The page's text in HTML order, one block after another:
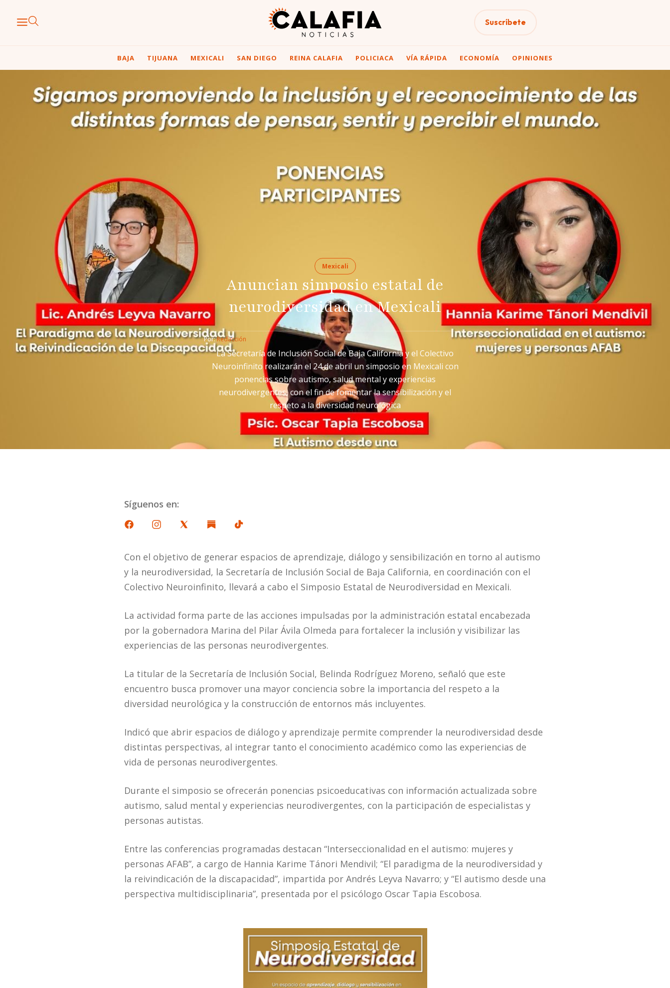
Suscríbete
BAJA TIJUANA MEXICALI SAN DIEGO REINA CALAFIA POLICIACA VÍA RÁPIDA ECONOMÍA OPINIONES
Mexicali
Anuncian simposio estatal de
neurodiversidad en Mexicali
Por: Redacción
La Secretaría de Inclusión Social de Baja California y el Colectivo
Neuroinfinito realizarán el 24 de abril un simposio en Mexicali con
ponencias sobre autismo, salud mental y experiencias
neurodivergentes, con el fin de fomentar la sensibilización y el
respeto a la diversidad neurológica
Síguenos en:
Con el objetivo de generar espacios de aprendizaje, diálogo y sensibilización en torno al autismo
y la neurodiversidad, la Secretaría de Inclusión Social de Baja California, en coordinación con el
Colectivo Neuroinfinito, llevará a cabo el Simposio Estatal de Neurodiversidad en Mexicali.
La actividad forma parte de las acciones impulsadas por la administración estatal encabezada
por la gobernadora Marina del Pilar Ávila Olmeda para fortalecer la inclusión y visibilizar las
experiencias de las personas neurodivergentes.
La titular de la Secretaría de Inclusión Social, Belinda Rodríguez Moreno, señaló que este
encuentro busca promover una mayor conciencia sobre la importancia del respeto a la
diversidad neurológica y la construcción de entornos más incluyentes.
Indicó que abrir espacios de diálogo y aprendizaje permite comprender la neurodiversidad desde
distintas perspectivas, al integrar tanto el conocimiento académico como las experiencias de
vida de personas neurodivergentes.
Durante el simposio se ofrecerán ponencias psicoeducativas con información actualizada sobre
autismo, salud mental y experiencias neurodivergentes, con la participación de especialistas y
personas autistas.
Entre las conferencias programadas destacan “Interseccionalidad en el autismo: mujeres y
personas AFAB”, a cargo de Hannia Karime Tánori Mendivil; “El paradigma de la neurodiversidad y
la reivindicación de la discapacidad”, impartida por Andrés Leyva Navarro; y “El autismo desde una
perspectiva multidisciplinaria”, presentada por el psicólogo Oscar Tapia Escobosa.